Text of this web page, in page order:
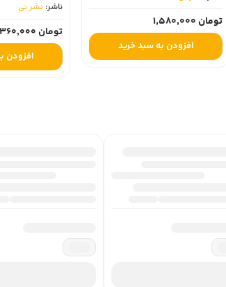
تومان 1,580,000
افزودن به سبد خرید
مکان
ناشر:نشر نی
تومان 360,000
افزودن